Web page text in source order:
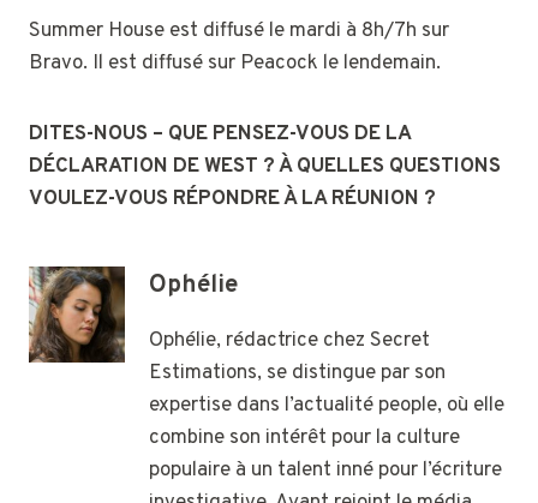
Summer House est diffusé le mardi à 8h/7h sur
Bravo. Il est diffusé sur Peacock le lendemain.
DITES-NOUS – QUE PENSEZ-VOUS DE LA
DÉCLARATION DE WEST ? À QUELLES QUESTIONS
VOULEZ-VOUS RÉPONDRE À LA RÉUNION ?
Ophélie
Ophélie, rédactrice chez Secret
Estimations, se distingue par son
expertise dans l’actualité people, où elle
combine son intérêt pour la culture
populaire à un talent inné pour l’écriture